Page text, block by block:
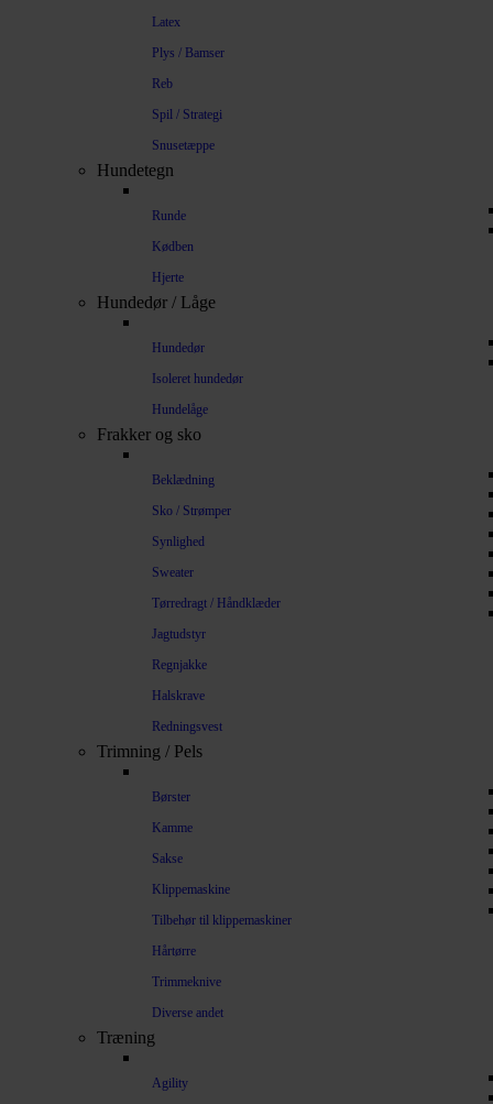
Latex
Plys / Bamser
Reb
Spil / Strategi
Snusetæppe
Hundetegn
Runde
Kødben
Hjerte
Hundedør / Låge
Hundedør
Isoleret hundedør
Hundelåge
Frakker og sko
Beklædning
Sko / Strømper
Synlighed
Sweater
Tørredragt / Håndklæder
Jagtudstyr
Regnjakke
Halskrave
Redningsvest
Trimning / Pels
Børster
Kamme
Sakse
Klippemaskine
Tilbehør til klippemaskiner
Hårtørre
Trimmeknive
Diverse andet
Træning
Agility